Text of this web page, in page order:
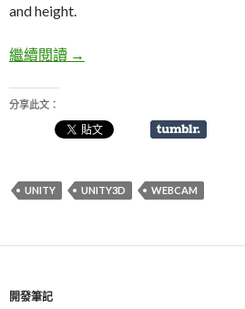
and height.
繼續閱讀 Unity3d : WebCamTexture
→
分享此文：
UNITY UNITY3D WEBCAM
開發筆記